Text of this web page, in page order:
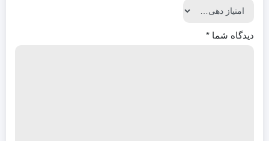
دیدگاه شما *